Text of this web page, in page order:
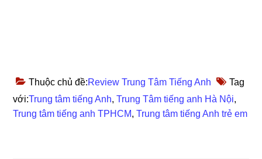
Thuộc chủ đề:Review Trung Tâm Tiếng Anh
Tag
với:Trung tâm tiếng Anh,Trung Tâm tiếng anh Hà Nội,
Trung tâm tiếng anh TPHCM,Trung tâm tiếng Anh trẻ em